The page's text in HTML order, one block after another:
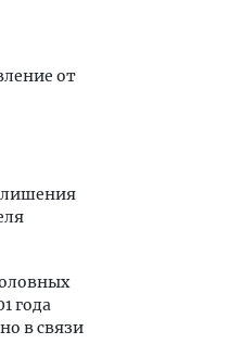
от
лишения
года
в связи